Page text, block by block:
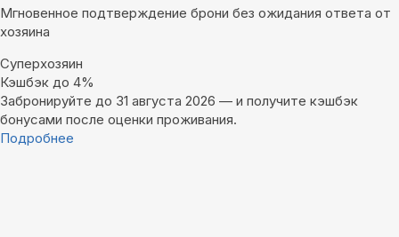
Мгновенное подтверждение брони без ожидания ответа от
хозяина
Суперхозяин
Кэшбэк до 4%
Забронируйте до 31 августа 2026 — и получите кэшбэк
бонусами после оценки проживания.
Подробнее